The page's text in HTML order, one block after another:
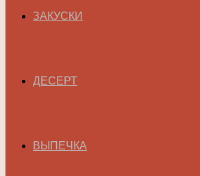
ЗАКУСКИ
ДЕСЕРТ
ВЫПЕЧКА